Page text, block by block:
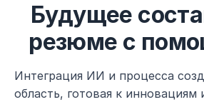
Будущее
резюме с
Интеграция ИИ и процесса
область, готовая к